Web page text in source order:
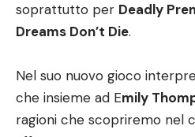
soprattutto per Deadly
Dreams Don’t Die.
Nel suo nuovo gioco
che insieme ad Emily
ragioni che scopriremo nel